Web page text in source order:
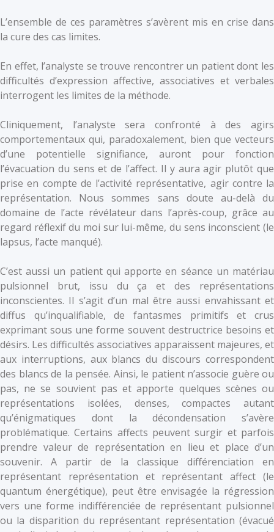
L’ensemble de ces paramètres s’avèrent mis en crise dans
la cure des cas limites.
En effet, l’analyste se trouve rencontrer un patient dont les
difficultés d’expression affective, associatives et verbales
interrogent les limites de la méthode.
Cliniquement, l’analyste sera confronté à des agirs
comportementaux qui, paradoxalement, bien que vecteurs
d’une potentielle signifiance, auront pour fonction
l’évacuation du sens et de l’affect. Il y aura agir plutôt que
prise en compte de l’activité représentative, agir contre la
représentation. Nous sommes sans doute au-delà du
domaine de l’acte révélateur dans l’après-coup, grâce au
regard réflexif du moi sur lui-même, du sens inconscient (le
lapsus, l’acte manqué).
C’est aussi un patient qui apporte en séance un matériau
pulsionnel brut, issu du ça et des représentations
inconscientes. Il s’agit d’un mal être aussi envahissant et
diffus qu’inqualifiable, de fantasmes primitifs et crus
exprimant sous une forme souvent destructrice besoins et
désirs. Les difficultés associatives apparaissent majeures, et
aux interruptions, aux blancs du discours correspondent
des blancs de la pensée. Ainsi, le patient n’associe guère ou
pas, ne se souvient pas et apporte quelques scènes ou
représentations isolées, denses, compactes autant
qu’énigmatiques dont la décondensation s’avère
problématique. Certains affects peuvent surgir et parfois
prendre valeur de représentation en lieu et place d’un
souvenir. A partir de la classique différenciation en
représentant représentation et représentant affect (le
quantum énergétique), peut être envisagée la régression
vers une forme indifférenciée de représentant pulsionnel
ou la disparition du représentant représentation (évacué